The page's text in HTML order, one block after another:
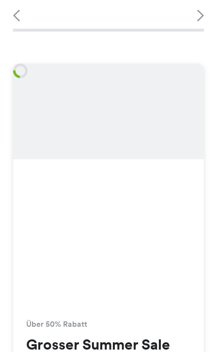
Über 50% Rabatt
Grosser Summer Sale